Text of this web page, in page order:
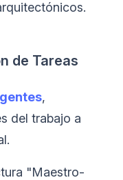
de Tareas
,
del trabajo a
"Maestro-